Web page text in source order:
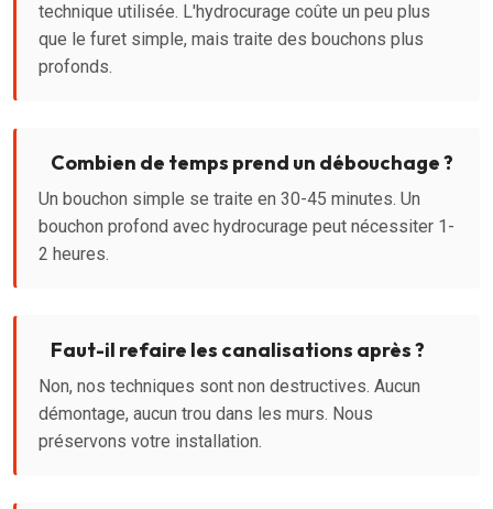
technique utilisée. L'hydrocurage coûte un peu plus
que le furet simple, mais traite des bouchons plus
profonds.
Combien de temps prend un débouchage ?
Un bouchon simple se traite en 30-45 minutes. Un
bouchon profond avec hydrocurage peut nécessiter 1-
2 heures.
Faut-il refaire les canalisations après ?
Non, nos techniques sont non destructives. Aucun
démontage, aucun trou dans les murs. Nous
préservons votre installation.